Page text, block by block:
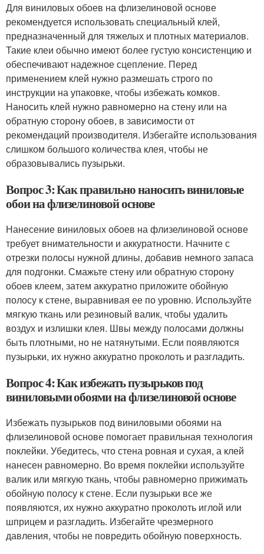
Для виниловых обоев на флизелиновой основе
рекомендуется использовать специальный клей,
предназначенный для тяжелых и плотных материалов.
Такие клеи обычно имеют более густую консистенцию и
обеспечивают надежное сцепление. Перед
применением клей нужно размешать строго по
инструкции на упаковке, чтобы избежать комков.
Наносить клей нужно равномерно на стену или на
обратную сторону обоев, в зависимости от
рекомендаций производителя. Избегайте использования
слишком большого количества клея, чтобы не
образовывались пузырьки.
Вопрос 3: Как правильно наносить виниловые
обои на флизелиновой основе
Нанесение виниловых обоев на флизелиновой основе
требует внимательности и аккуратности. Начните с
отрезки полосы нужной длины, добавив немного запаса
для подгонки. Смажьте стену или обратную сторону
обоев клеем, затем аккуратно приложите обойную
полосу к стене, выравнивая ее по уровню. Используйте
мягкую ткань или резиновый валик, чтобы удалить
воздух и излишки клея. Швы между полосами должны
быть плотными, но не натянутыми. Если появляются
пузырьки, их нужно аккуратно проколоть и разгладить.
Вопрос 4: Как избежать пузырьков под
виниловыми обоями на флизелиновой основе
Избежать пузырьков под виниловыми обоями на
флизелиновой основе помогает правильная технология
поклейки. Убедитесь, что стена ровная и сухая, а клей
нанесен равномерно. Во время поклейки используйте
валик или мягкую ткань, чтобы равномерно прижимать
обойную полосу к стене. Если пузырьки все же
появляются, их нужно аккуратно проколоть иглой или
шприцем и разгладить. Избегайте чрезмерного
давления, чтобы не повредить обойную поверхность.